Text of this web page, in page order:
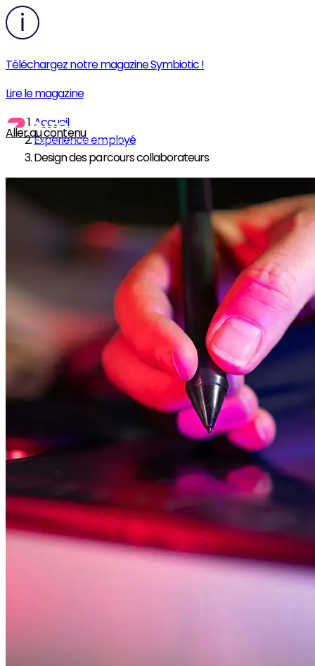
Téléchargez notre magazine Symbiotic !
Lire le magazine
Aller au contenu
Accueil
Expérience employé
Design des parcours collaborateurs